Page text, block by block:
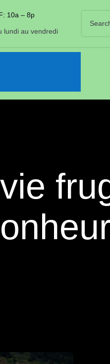
10a – 8p
lundi au vendredi